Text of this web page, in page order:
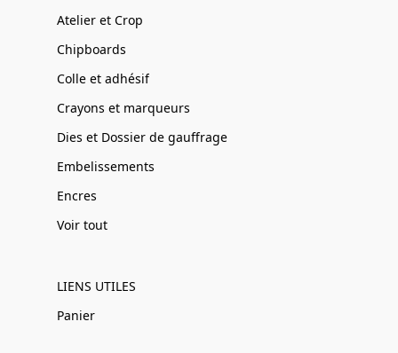
Atelier et Crop
Chipboards
Colle et adhésif
Crayons et marqueurs
Dies et Dossier de gauffrage
Embelissements
Encres
Voir tout
LIENS UTILES
Panier